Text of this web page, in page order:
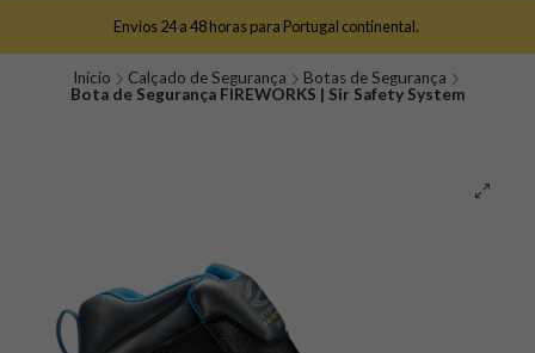
Envios 24 a 48 horas para Portugal continental.
Início Calçado de Segurança
Botas de Segurança
Bota de Segurança FIREWORKS | Sir Safety System​